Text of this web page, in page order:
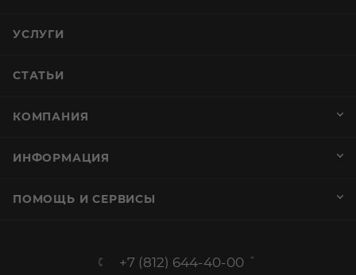
УСЛУГИ
СТАТЬИ
КОМПАНИЯ
ИНФОРМАЦИЯ
ПОМОЩЬ И СЕРВИСЫ
+7 (812) 644-40-00